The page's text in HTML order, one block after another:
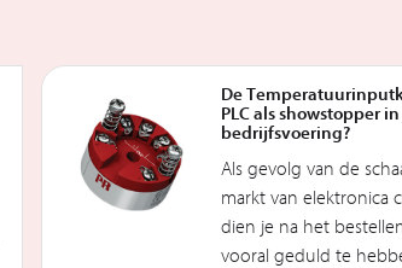
De
PLC als showstopper
bedrijfsvoering?
Als gevolg van de
markt van elektronica
dien je na het
vooral geduld te